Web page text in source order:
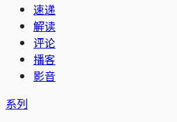
速递
解读
评论
播客
影音
系列